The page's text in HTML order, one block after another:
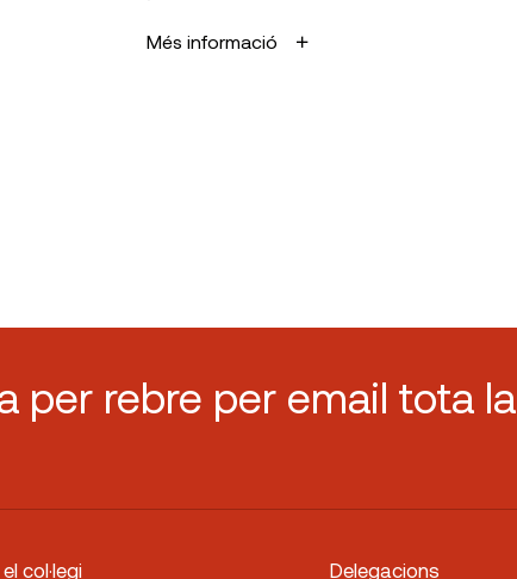
Més informació
per rebre per email tota la
col·legi Delegacions